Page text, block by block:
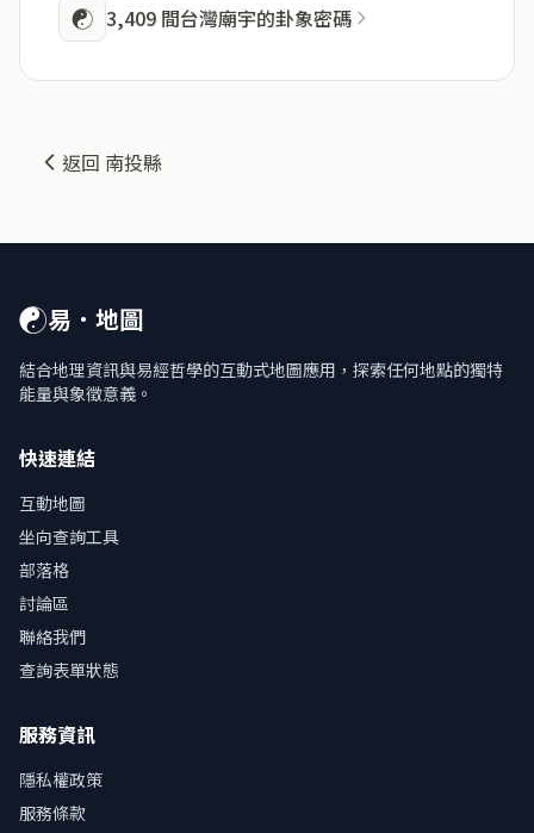
☯ 3,409 間台灣廟宇的卦象密碼
返回 南投縣
☯易．地圖
結合地理資訊與易經哲學的互動式地圖應用，探索任何地點的獨特
能量與象徵意義。
快速連結
互動地圖
坐向查詢工具
部落格
討論區
聯絡我們
查詢表單狀態
服務資訊
隱私權政策
服務條款